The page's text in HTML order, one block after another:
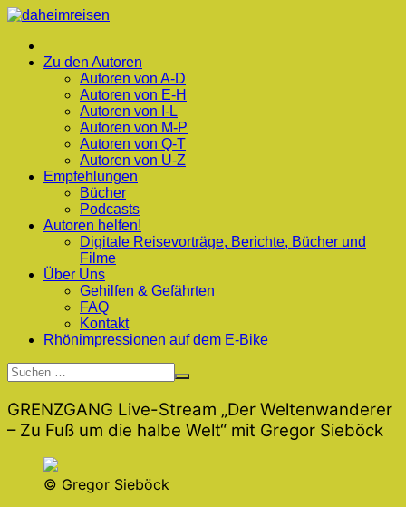
Zum
springen
Zu den Autoren
Autoren von A-D
Autoren von E-H
Autoren von I-L
Autoren von M-P
Autoren von Q-T
Autoren von U-Z
Empfehlungen
Bücher
Podcasts
Autoren helfen!
Digitale Reisevorträge, Berichte, Bücher und
Filme
Über Uns
Gehilfen & Gefährten
FAQ
Kontakt
Rhönimpressionen auf dem E-Bike
GRENZGANG Live-Stream „Der Weltenwanderer
– Zu Fuß um die halbe Welt“ mit Gregor Sieböck
© Gregor Sieböck